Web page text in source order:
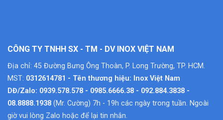
CÔNG TY TNHH SX - TM - DV INOX VIỆT NAM
Địa chỉ: 45 Đường Bưng Ông Thoàn, P. Long Trường, TP. HCM.
MST: 0312614781 - Tên thương hiệu: Inox Việt Nam
DĐ/Zalo: 0939.578.578 - 0985.6666.38 - 092.884.3838 -
08.8888.1938 (Mr. Cường) 7h - 19h các ngày trong tuần. Ngoài
giờ vui lòng Zalo hoặc để lại tin nhắn.